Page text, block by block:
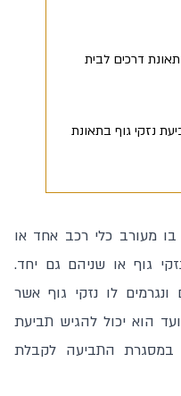
דרכים לבית
נזקי גוף בתאונת
בו מעורב כלי רכב אחד או
גוף או שניהם גם יחד.
לו נזקי גוף אשר
הוא יכול להגיש תביעת
במסגרת התביעה לקבלת